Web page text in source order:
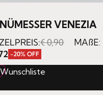
VENEZIA
€0,90
-20% OFF
MAßE: